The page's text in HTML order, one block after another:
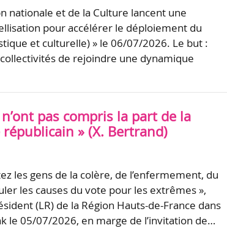
nationale et de la Culture lancent une
pour accélérer le déploiement du
et culturelle) » le 06/07/2026. Le but :
de rejoindre une dynamique
pas compris la part de la
» (X. Bertrand)
les gens de la colère, de l’enfermement, du
les causes du vote pour les extrêmes »,
(LR) de la Région Hauts-de-France dans
le 05/07/2026, en marge de l’invitation de…